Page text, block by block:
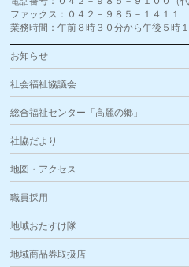
ファックス：０４２－９８５－１４１１
業務時間：午前８時３０分から午後５時
お知らせ
社会福祉協議会
総合福祉センター「高麗の郷」
社協だより
地図・アクセス
職員採用
地域おたすけ隊
地域商品券取扱店